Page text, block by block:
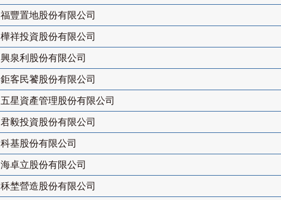
福豐置地股份有限公司
樺祥投資股份有限公司
興泉利股份有限公司
鉅客民饕股份有限公司
五星資產管理股份有限公司
君毅投資股份有限公司
科基股份有限公司
海卓立股份有限公司
秝埜營造股份有限公司